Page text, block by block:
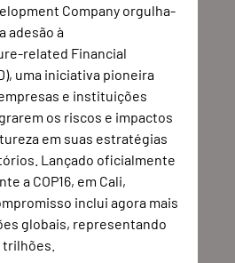
Company orgulha-
adesão à
related Financial
uma iniciativa pioneira
e instituições
os riscos e impactos
em suas estratégias
Lançado oficialmente
a COP16, em Cali,
inclui agora mais
globais, representando
trilhões.